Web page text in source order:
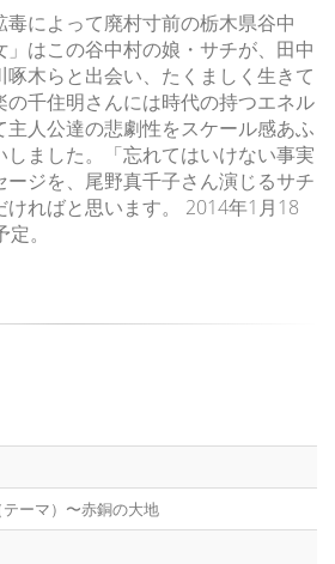
によって廃村寸前の栃木県谷中
はこの谷中村の娘・サチが、田中
木らと出会い、たくましく生きて
の千住明さんには時代の持つエネル
人公達の悲劇性をスケール感あふ
ました。「忘れてはいけない事実
ジを、尾野真千子さん演じるサチ
ればと思います。 2014年1月18
。
ーマ）〜赤銅の大地